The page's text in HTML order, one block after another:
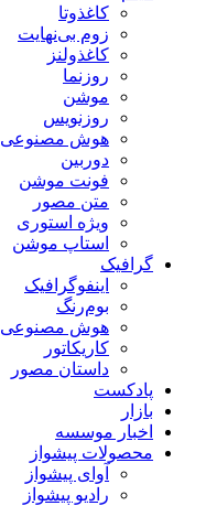
کاغذوتا
زوم بی‌نهایت
کاغذولنز
روزنما
موشن
روزنویس
هوش مصنوعی
دوربین
فونت موشن
متن مصور
ویژه استوری
استاپ موشن
گرافیک
اینفوگرافیک
بوم‌رنگ
هوش مصنوعی
کاریکاتور
داستان مصور
پادکست
بازار
اخبار موسسه
محصولات پیشواز
آوای پیشواز
رادیو پیشواز